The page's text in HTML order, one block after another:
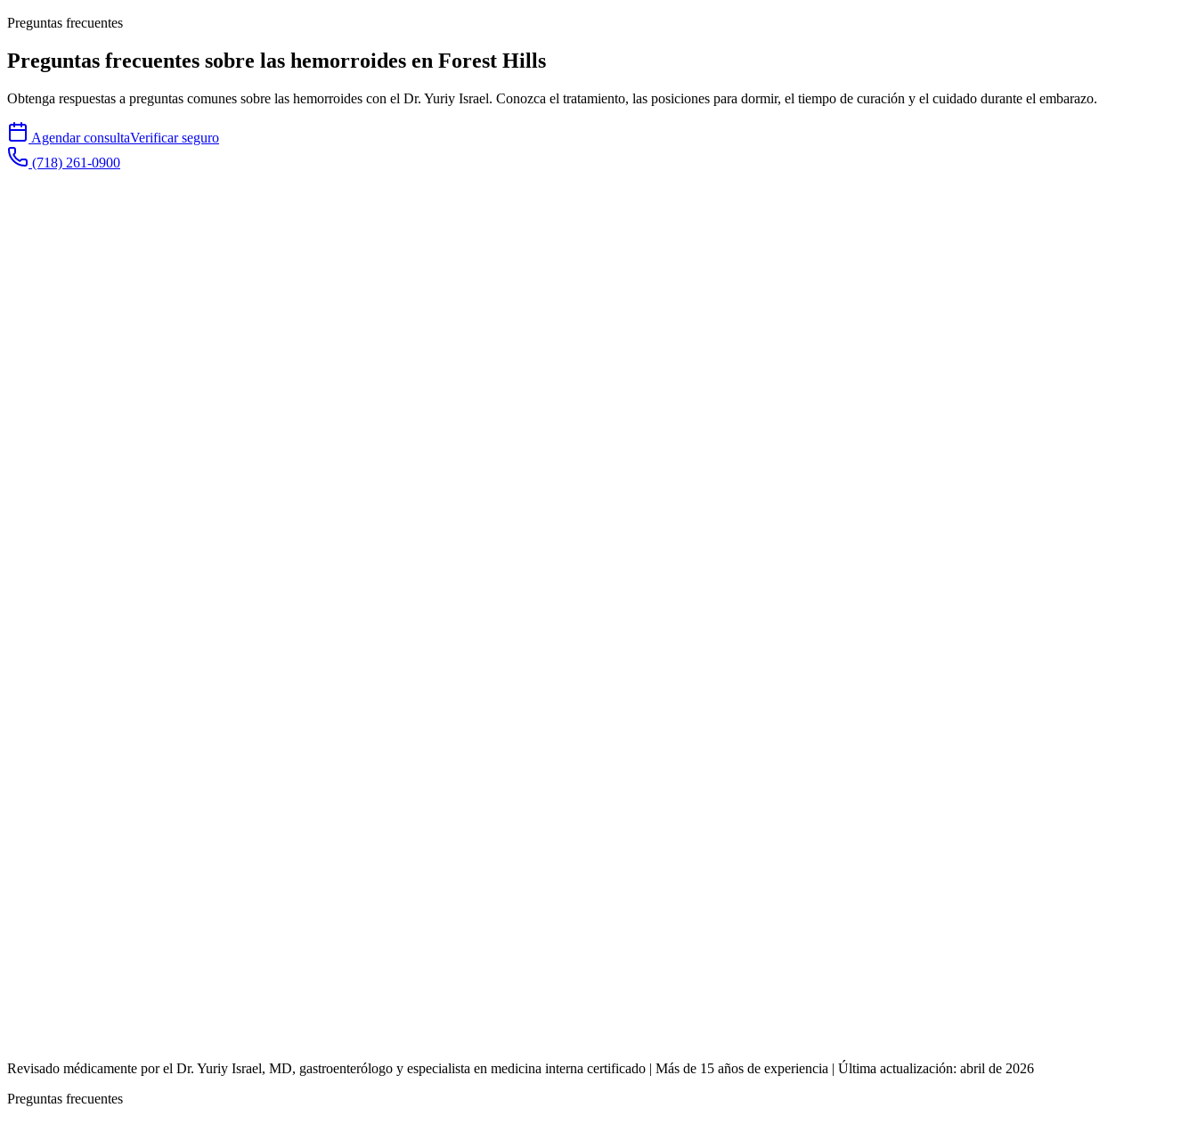
Preguntas frecuentes
Preguntas frecuentes sobre las hemorroides en Forest Hills
Obtenga respuestas a preguntas comunes sobre las hemorroides con el Dr. Yuriy Israel. Conozca el tratamiento, las posiciones para dormir, el tiempo de curación y el cuidado durante el embarazo.
Agendar consultaVerificar seguro
(718) 261-0900
Revisado médicamente por el Dr. Yuriy Israel, MD, gastroenterólogo y especialista en medicina interna certificado | Más de 15 años de experiencia | Última actualización: abril de 2026
Preguntas frecuentes